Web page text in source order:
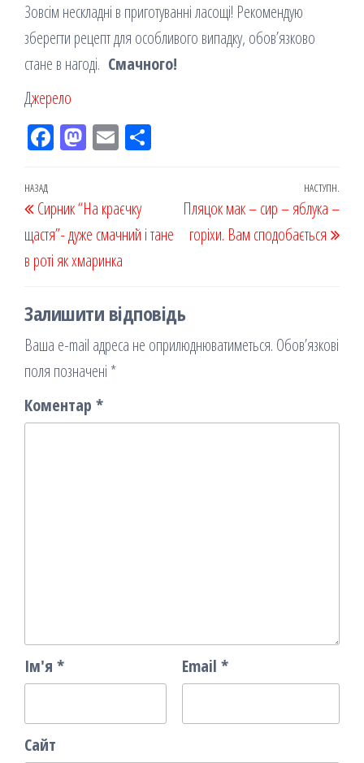
Зовсім нескладні в приготуванні ласощі! Рекомендую
зберегти рецепт для особливого випадку, обов’язково
стане в нагоді. Смачного!
Джерело
Fac
k
M
on
Em
я
Навігація
записів
Попередній
запис
НАЗАД
Сирник “На краєчку
щастя”- дуже смачний і тане
в роті як хмаринка
НАСТУПН.
Пляцок мак – сир – яблука –
горіхи. Вам сподобається
Залишити відповідь
Ваша e-mail адреса не оприлюднюватиметься. Обов’язкові
поля позначені *
Коментар *
Ім'я * Email *
Сайт